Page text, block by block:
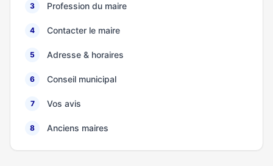
3 Profession du maire
4 Contacter le maire
5 Adresse & horaires
6 Conseil municipal
7 Vos avis
8 Anciens maires